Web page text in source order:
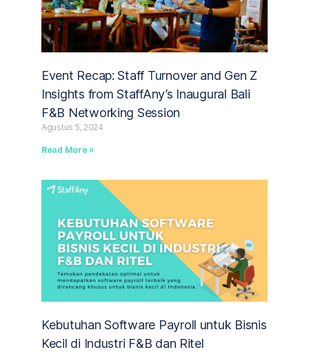
Event Recap: Staff Turnover and Gen Z
Insights from StaffAny’s Inaugural Bali
F&B Networking Session
Agustus 5, 2024
Read More »
Kebutuhan Software Payroll untuk Bisnis
Kecil di Industri F&B dan Ritel